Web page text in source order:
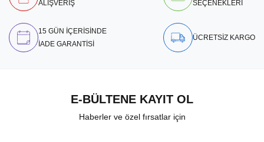
ALIŞVERİŞ
SEÇENEKLERİ
15 GÜN İÇERİSİNDE
İADE GARANTİSİ
ÜCRETSİZ KARGO
E-BÜLTENE KAYIT OL
Haberler ve özel fırsatlar için